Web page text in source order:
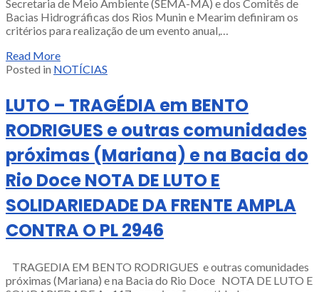
Secretaria de Meio Ambiente (SEMA-MA) e dos Comitês de
Bacias Hidrográficas dos Rios Munin e Mearim definiram os
critérios para realização de um evento anual,…
Read More
Posted in NOTÍCIAS
LUTO – TRAGÉDIA em BENTO
RODRIGUES e outras comunidades
próximas (Mariana) e na Bacia do
Rio Doce NOTA DE LUTO E
SOLIDARIEDADE DA FRENTE AMPLA
CONTRA O PL 2946
TRAGEDIA EM BENTO RODRIGUES e outras comunidades
próximas (Mariana) e na Bacia do Rio Doce NOTA DE LUTO E